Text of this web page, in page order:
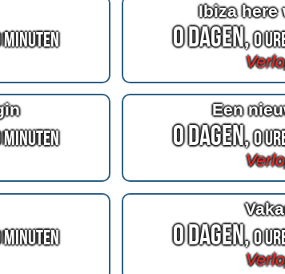
Minuten
Ibiza here
0 Dagen,0
Minuten
Een
0 Dagen,0
Minuten 0 Dagen,0